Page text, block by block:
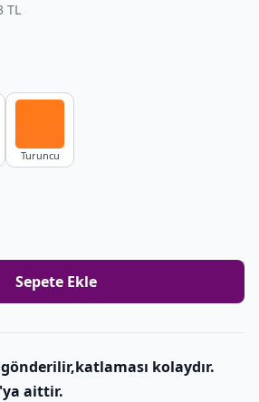
TL
Turuncu
Sepete Ekle
kolaydır.
aittir.